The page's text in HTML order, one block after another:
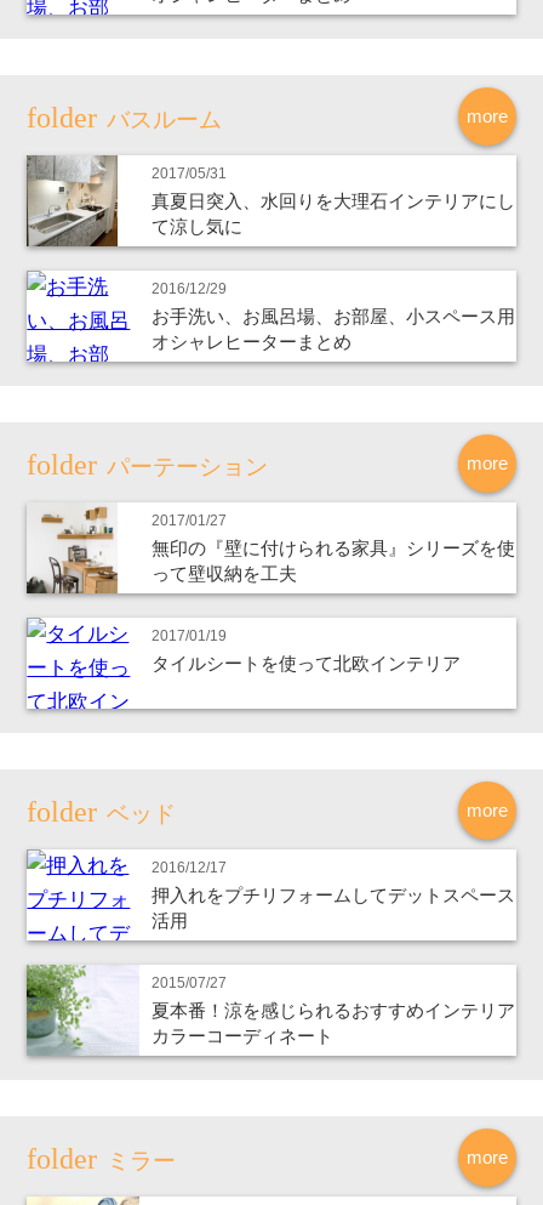
more
バスルーム
2017/05/31
真夏日突入、水回りを大理石インテリアにし
て涼し気に
2016/12/29
お手洗い、お風呂場、お部屋、小スペース用
オシャレヒーターまとめ
more
パーテーション
2017/01/27
無印の『壁に付けられる家具』シリーズを使
って壁収納を工夫
2017/01/19
タイルシートを使って北欧インテリア
more
ベッド
2016/12/17
押入れをプチリフォームしてデットスペース
活用
2015/07/27
夏本番！涼を感じられるおすすめインテリア
カラーコーディネート
more
ミラー